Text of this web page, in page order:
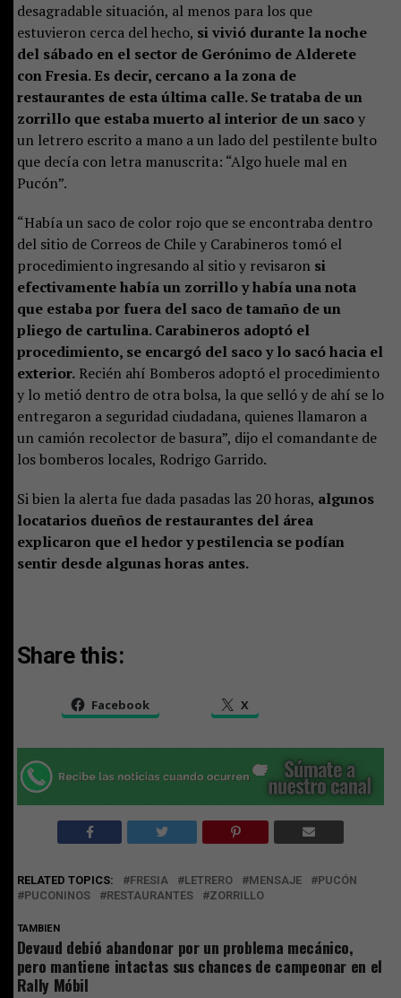
desagradable situación, al menos para los que
estuvieron cerca del hecho, si vivió durante la noche
del sábado en el sector de Gerónimo de Alderete
con Fresia. Es decir, cercano a la zona de
restaurantes de esta última calle. Se trataba de un
zorrillo que estaba muerto al interior de un sacoy
un letrero escrito a mano a un lado del pestilente bulto
que decía con letra manuscrita: “Algo huele mal en
Pucón”.
“Había un saco de color rojo que se encontraba dentro
del sitio de Correos de Chile y Carabineros tomó el
procedimiento ingresando al sitio y revisaron si
efectivamente había un zorrillo y había una nota
que estaba por fuera del saco de tamaño de un
pliego de cartulina. Carabineros adoptó el
procedimiento, se encargó del saco y lo sacó hacia el
exterior.Recién ahí Bomberos adoptó el procedimiento
y lo metió dentro de otra bolsa, la que selló y de ahí se lo
entregaron a seguridad ciudadana, quienes llamaron a
un camión recolector de basura”, dijo el comandante de
los bomberos locales, Rodrigo Garrido.
Si bien la alerta fue dada pasadas las 20 horas, algunos
locatarios dueños de restaurantes del área
explicaron que el hedor y pestilencia se podían
sentir desde algunas horas antes.
Share this:
Facebook X
RELATED TOPICS: FRESIA LETRERO MENSAJE
PUCÓN
PUCONINOS
RESTAURANTES ZORRILLO
TAMBIEN
Devaud debió abandonar por un problema mecánico,
pero mantiene intactas sus chances de campeonar en el
Rally Móbil